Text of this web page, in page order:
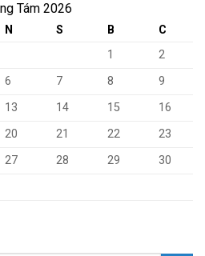
Tám 2026
N S B
C
1
2
6 7 8
9
13 14 15
16
20 21 22
23
27 28 29
30